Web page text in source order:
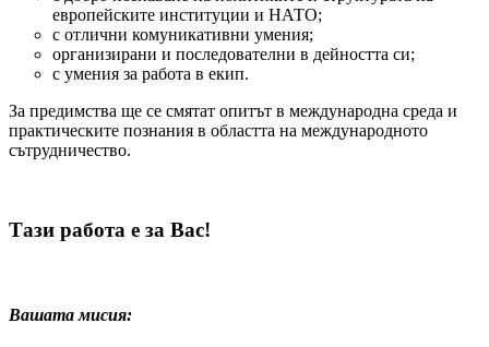
европейските институции и НАТО;
с отлични комуникативни умения;
организирани и последователни в дейността си;
с умения за работа в екип.
За предимства ще се смятат опитът в международна среда и
практическите познания в областта на международното
сътрудничество.
Тази работа е за Вас!
Вашата мисия: